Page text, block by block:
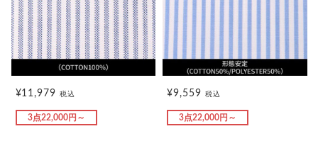
¥11,979税込
3点22,000円～
¥9,559 税込
3点22,000円～